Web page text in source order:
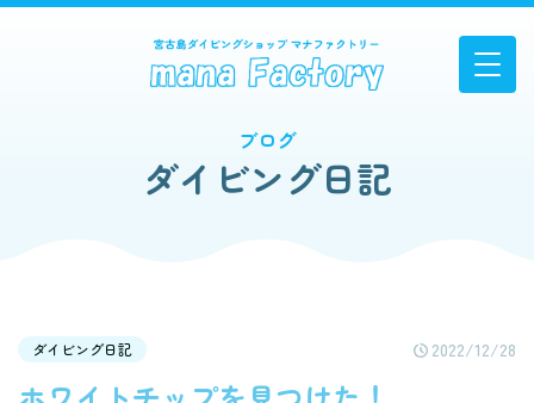
ブログ
ダイビング日記
ダイビング日記 2022/12/28